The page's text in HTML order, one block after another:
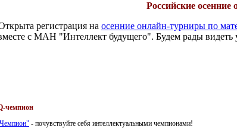
Российские
регистрация на осенние онлайн-турниры по
с МАН "Интеллект будущего". Будем рады
чемпион
- почувствуйте себя интеллектуальными чемпионами!